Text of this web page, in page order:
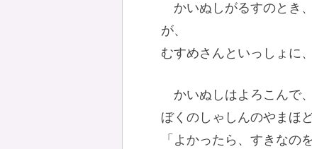
かいぬしがるすのとき
が、
むすめさんといっしょに
かいぬしはよろこんで
ぼくのしゃしんのやまほ
「よかったら、すきなの